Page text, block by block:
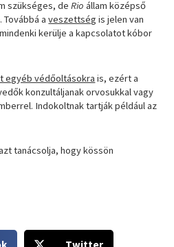
szükséges, deRio állam középső
Továbbá aveszettség is jelen van
kerülje a kapcsolatot kóbor
egyéb védőoltásokra is, ezért a
konzultáljanak orvosukkal vagy
Indokoltnak tartják például az
tanácsolja, hogy kössön
Twitter